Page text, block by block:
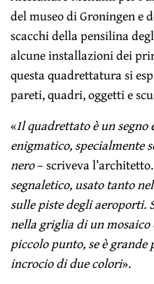
del museo di Groningen e
scacchi della pensilina
alcune installazioni dei
questa quadrettatura si
pareti, quadri, oggetti e
«Il quadrettato è un segno
enigmatico, specialmente
nero– scriveva
segnaletico, usato tanto
sulle piste degli aeroporti.
nella griglia di un
piccolo punto, se è
incrocio di due colori».